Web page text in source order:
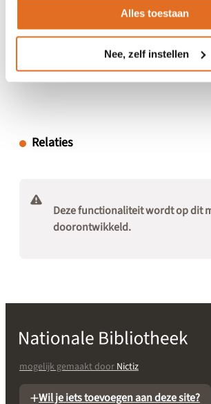
Alles toestaan
Nee, zelf instellen
Relaties
Deze functionaliteit wordt op dit
doorontwikkeld.
mogelijk gemaakt doorNictiz
Wil je iets toevoegen aan deze site?